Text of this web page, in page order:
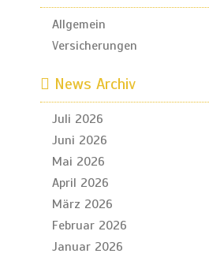
Allgemein
Versicherungen
News Archiv
Juli 2026
Juni 2026
Mai 2026
April 2026
März 2026
Februar 2026
Januar 2026